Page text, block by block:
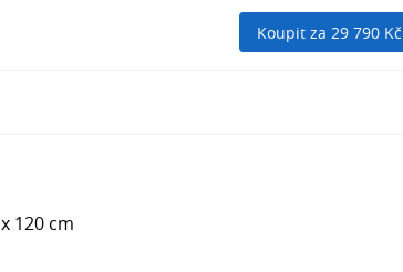
Koupit za 29 790 Kč
120 cm